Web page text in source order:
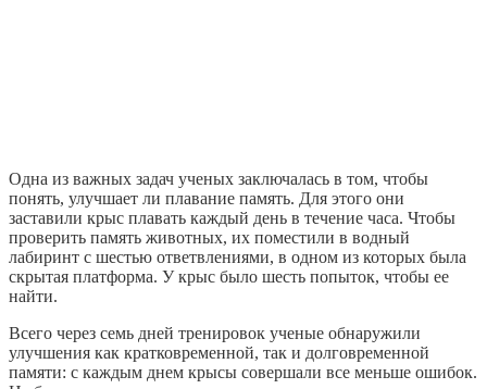
Одна из важных задач ученых заключалась в том, чтобы
понять, улучшает ли плавание память. Для этого они
заставили крыс плавать каждый день в течение часа. Чтобы
проверить память животных, их поместили в водный
лабиринт с шестью ответвлениями, в одном из которых была
скрытая платформа. У крыс было шесть попыток, чтобы ее
найти.
Всего через семь дней тренировок ученые обнаружили
улучшения как кратковременной, так и долговременной
памяти: с каждым днем крысы совершали все меньше ошибок.